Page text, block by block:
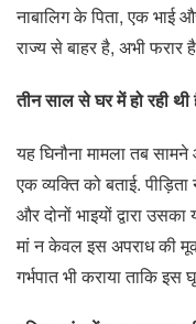
नाबालिग के पिता, एक भाई
राज्य से बाहर है, अभी फरार
तीन साल से घर में हो रही थी
यह घिनौना मामला तब
एक व्यक्ति को बताई.
और दोनों भाइयों द्वारा
मां न केवल इस अपराध की
गर्भपात भी कराया ताकि